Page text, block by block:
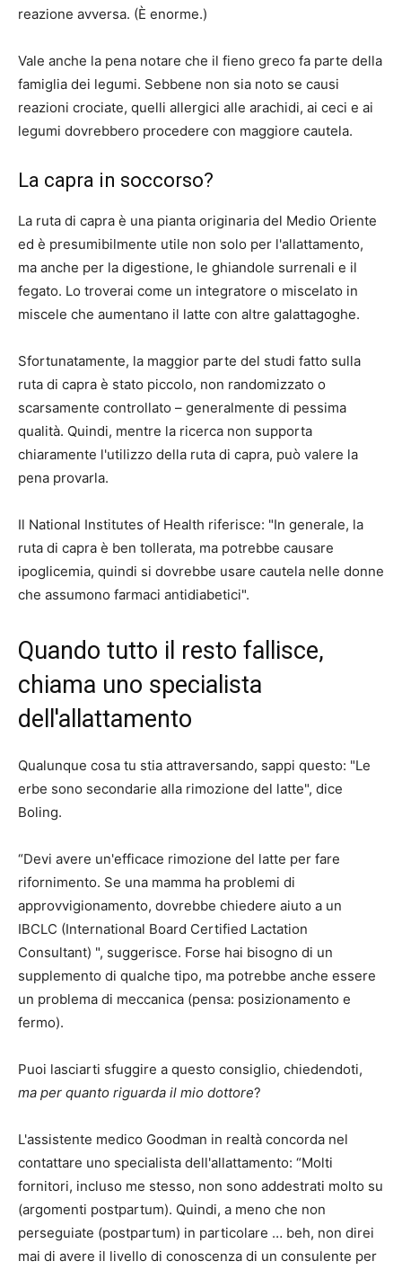
reazione avversa. (È enorme.)
Vale anche la pena notare che il fieno greco fa parte della
famiglia dei legumi. Sebbene non sia noto se causi
reazioni crociate, quelli allergici alle arachidi, ai ceci e ai
legumi dovrebbero procedere con maggiore cautela.
La capra in soccorso?
La ruta di capra è una pianta originaria del Medio Oriente
ed è presumibilmente utile non solo per l'allattamento,
ma anche per la digestione, le ghiandole surrenali e il
fegato. Lo troverai come un integratore o miscelato in
miscele che aumentano il latte con altre galattagoghe.
Sfortunatamente, la maggior parte del studi fatto sulla
ruta di capra è stato piccolo, non randomizzato o
scarsamente controllato – generalmente di pessima
qualità. Quindi, mentre la ricerca non supporta
chiaramente l'utilizzo della ruta di capra, può valere la
pena provarla.
Il National Institutes of Health riferisce: "In generale, la
ruta di capra è ben tollerata, ma potrebbe causare
ipoglicemia, quindi si dovrebbe usare cautela nelle donne
che assumono farmaci antidiabetici".
Quando tutto il resto fallisce,
chiama uno specialista
dell'allattamento
Qualunque cosa tu stia attraversando, sappi questo: "Le
erbe sono secondarie alla rimozione del latte", dice
Boling.
“Devi avere un'efficace rimozione del latte per fare
rifornimento. Se una mamma ha problemi di
approvvigionamento, dovrebbe chiedere aiuto a un
IBCLC (International Board Certified Lactation
Consultant) ", suggerisce. Forse hai bisogno di un
supplemento di qualche tipo, ma potrebbe anche essere
un problema di meccanica (pensa: posizionamento e
fermo).
Puoi lasciarti sfuggire a questo consiglio, chiedendoti,
ma per quanto riguarda il mio dottore?
L'assistente medico Goodman in realtà concorda nel
contattare uno specialista dell'allattamento: “Molti
fornitori, incluso me stesso, non sono addestrati molto su
(argomenti postpartum). Quindi, a meno che non
perseguiate (postpartum) in particolare … beh, non direi
mai di avere il livello di conoscenza di un consulente per